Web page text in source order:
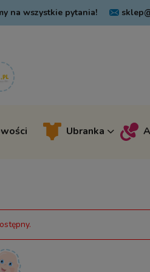
na wszystkie pytania!
Ubranka